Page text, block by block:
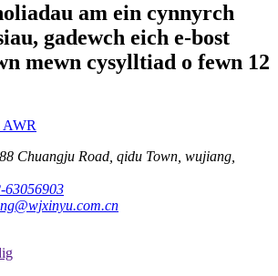
am ein cynnyrch
gadewch eich e-bost
mewn cysylltiad o fewn 12
Chuangju Road, qidu Town, wujiang,
63056903